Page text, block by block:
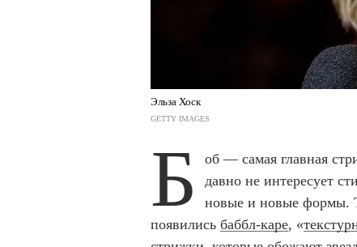
Эльза Хоск
GETTY IMAGES
Б
об — самая главная
давно не интересует
новые и новые формы.
появились баббл-каре, «